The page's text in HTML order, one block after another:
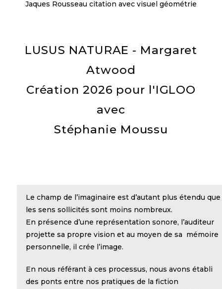
LUSUS NATURAE - Margaret
Atwood
Création 2026 pour l'IGLOO
avec
Stéphanie Moussu
Le champ de l’imaginaire est d’autant plus étendu que
les sens sollicités sont moins nombreux.
En présence d’une représentation sonore, l’auditeur
projette sa propre vision et au moyen de sa mémoire
personnelle, il crée l’image.
En nous référant à ces processus, nous avons établi
des ponts entre nos pratiques de la fiction